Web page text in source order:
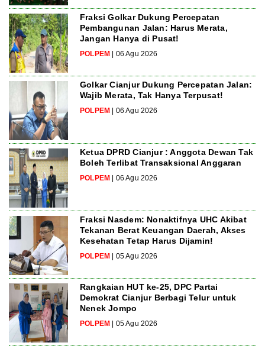
Fraksi Golkar Dukung Percepatan
Pembangunan Jalan: Harus Merata,
Jangan Hanya di Pusat!
POLPEM | 06 Agu 2026
Golkar Cianjur Dukung Percepatan Jalan:
Wajib Merata, Tak Hanya Terpusat!
POLPEM | 06 Agu 2026
Ketua DPRD Cianjur : Anggota Dewan Tak
Boleh Terlibat Transaksional Anggaran
POLPEM | 06 Agu 2026
Fraksi Nasdem: Nonaktifnya UHC Akibat
Tekanan Berat Keuangan Daerah, Akses
Kesehatan Tetap Harus Dijamin!
POLPEM | 05 Agu 2026
Rangkaian HUT ke-25, DPC Partai
Demokrat Cianjur Berbagi Telur untuk
Nenek Jompo
POLPEM | 05 Agu 2026